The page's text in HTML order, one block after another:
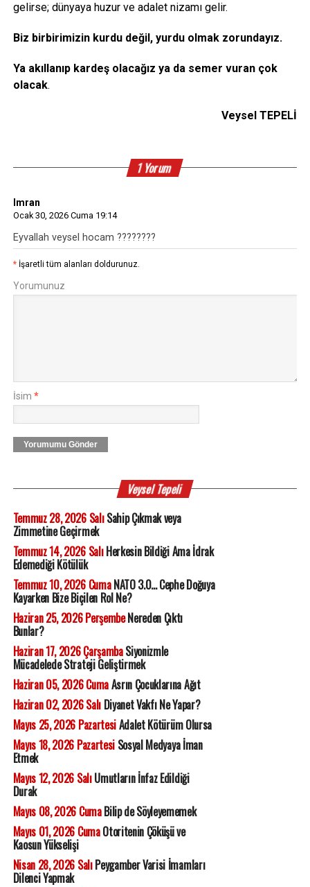
gelirse; dünyaya huzur ve adalet nizamı gelir.
Biz birbirimizin kurdu değil, yurdu olmak zorundayız.
Ya akıllanıp kardeş olacağız ya da semer vuran çok
olacak.
Veysel TEPELİ
1 Yorum
Imran
Ocak 30, 2026 Cuma 19:14
Eyvallah veysel hocam ????????
* İşaretli tüm alanları doldurunuz.
Yorumunuz
İsim *
Yorumumu Gönder
Veysel Tepeli
Temmuz 28, 2026 SalıSahip Çıkmak veya
Zimmetine Geçirmek
Temmuz 14, 2026 SalıHerkesin Bildiği Ama İdrak
Edemediği Kötülük
Temmuz 10, 2026 CumaNATO 3.0... Cephe Doğuya
Kayarken Bize Biçilen Rol Ne?
Haziran 25, 2026 PerşembeNereden Çıktı
Bunlar?
Haziran 17, 2026 ÇarşambaSiyonizmle
Mücadelede Strateji Geliştirmek
Haziran 05, 2026 CumaAsrın Çocuklarına Ağıt
Haziran 02, 2026 SalıDiyanet Vakfı Ne Yapar?
Mayıs 25, 2026 PazartesiAdalet Kötürüm Olursa
Mayıs 18, 2026 PazartesiSosyal Medyaya İman
Etmek
Mayıs 12, 2026 SalıUmutların İnfaz Edildiği
Durak
Mayıs 08, 2026 CumaBilip de Söyleyememek
Mayıs 01, 2026 CumaOtoritenin Çöküşü ve
Kaosun Yükselişi
Nisan 28, 2026 SalıPeygamber Varisi İmamları
Dilenci Yapmak